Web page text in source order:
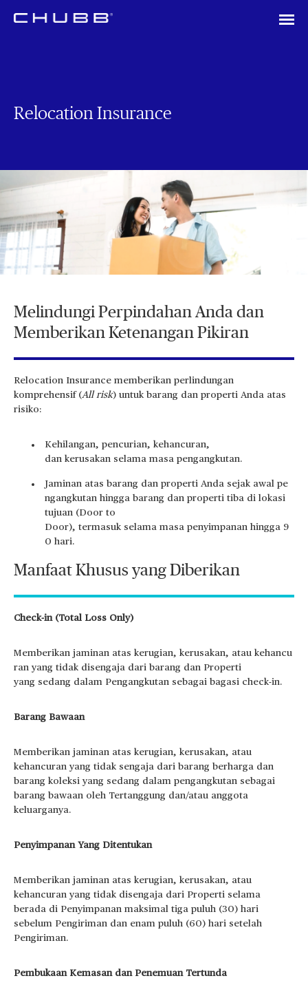
Relocation Insurance
Melindungi Perpindahan Anda dan
Memberikan Ketenangan Pikiran
Relocation Insurance memberikan perlindungan
komprehensif (All risk) untuk barang dan properti Anda atas
risiko:
Kehilangan, pencurian, kehancuran,
dan kerusakan selama masa pengangkutan.
Jaminan atas barang dan properti Anda sejak awal pe
ngangkutan hingga barang dan properti tiba di lokasi
tujuan (Door to
Door), termasuk selama masa penyimpanan hingga 9
0 hari.
Manfaat Khusus yang Diberikan
Check-in (Total Loss Only) ​
Memberikan jaminan atas kerugian, kerusakan, atau kehancu
ran yang tidak disengaja dari barang dan Properti
yang sedang dalam Pengangkutan sebagai bagasi check-in. ​
Barang Bawaan
Memberikan jaminan atas kerugian, kerusakan, atau
kehancuran yang tidak sengaja dari barang berharga dan
barang koleksi yang sedang dalam pengangkutan sebagai
barang bawaan oleh Tertanggung dan/atau anggota
keluarganya.
Penyimpanan Yang Ditentukan
Memberikan jaminan atas kerugian, kerusakan, atau
kehancuran yang tidak disengaja dari Properti selama
berada di Penyimpanan maksimal tiga puluh (30) hari
sebelum Pengiriman dan enam puluh (60) hari setelah
Pengiriman.
Pembukaan Kemasan dan Penemuan Tertunda​​